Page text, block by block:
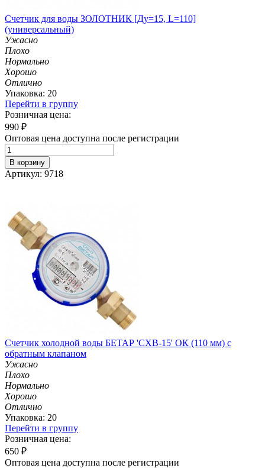
Счетчик для воды ЗОЛОТНИК [Ду=15, L=110]
(универсальный)
Ужасно
Плохо
Нормально
Хорошо
Отлично
Упаковка: 20
Перейти в группу
Розничная цена:
990 ₽
Оптовая цена доступна после регистрации
В корзину
Артикул: 9718
Счетчик холодной воды БЕТАР 'СХВ-15' ОК (110 мм) с
обратным клапаном
Ужасно
Плохо
Нормально
Хорошо
Отлично
Упаковка: 20
Перейти в группу
Розничная цена:
650 ₽
Оптовая цена доступна после регистрации